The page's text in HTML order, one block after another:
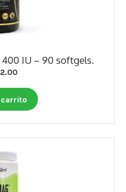
400 IU – 90 softgels.